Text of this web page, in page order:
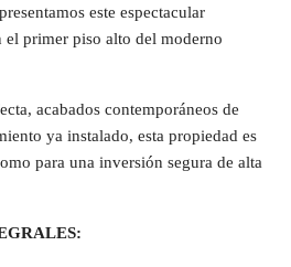
este espectacular
el primer piso alto del moderno
acabados contemporáneos de
ya instalado, esta propiedad es
para una inversión segura de alta